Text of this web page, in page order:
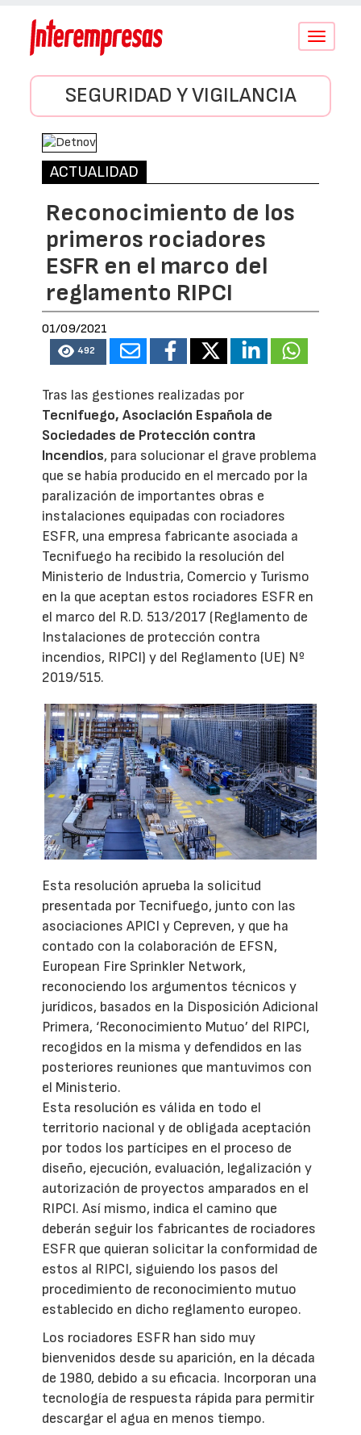
Conmutar
SEGURIDAD Y VIGILANCIA
ACTUALIDAD
Reconocimiento de los
primeros rociadores
ESFR en el marco del
reglamento RIPCI
01/09/2021
492
Tras las gestiones realizadas por
Tecnifuego, Asociación Española de
Sociedades de Protección contra
Incendios, para solucionar el grave problema
que se había producido en el mercado por la
paralización de importantes obras e
instalaciones equipadas con rociadores
ESFR, una empresa fabricante asociada a
Tecnifuego ha recibido la resolución del
Ministerio de Industria, Comercio y Turismo
en la que aceptan estos rociadores ESFR en
el marco del R.D. 513/2017 (Reglamento de
Instalaciones de protección contra
incendios, RIPCI) y del Reglamento (UE) Nº
2019/515.
Esta resolución aprueba la solicitud
presentada por Tecnifuego, junto con las
asociaciones APICI y Cepreven, y que ha
contado con la colaboración de EFSN,
European Fire Sprinkler Network,
reconociendo los argumentos técnicos y
jurídicos, basados en la Disposición Adicional
Primera, ‘Reconocimiento Mutuo’ del RIPCI,
recogidos en la misma y defendidos en las
posteriores reuniones que mantuvimos con
el Ministerio.
Esta resolución es válida en todo el
territorio nacional y de obligada aceptación
por todos los partícipes en el proceso de
diseño, ejecución, evaluación, legalización y
autorización de proyectos amparados en el
RIPCI. Así mismo, indica el camino que
deberán seguir los fabricantes de rociadores
ESFR que quieran solicitar la conformidad de
estos al RIPCI, siguiendo los pasos del
procedimiento de reconocimiento mutuo
establecido en dicho reglamento europeo.
Los rociadores ESFR han sido muy
bienvenidos desde su aparición, en la década
de 1980, debido a su eficacia. Incorporan una
tecnología de respuesta rápida para permitir
descargar el agua en menos tiempo.